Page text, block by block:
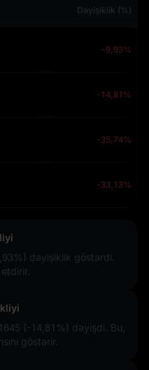
Dəyişiklik (%)
-9,93%
-14,81%
-35,74%
-33,13%
dəyişiklik göstərdi.
(-14,81%) dəyişdi. Bu,
göstərir.